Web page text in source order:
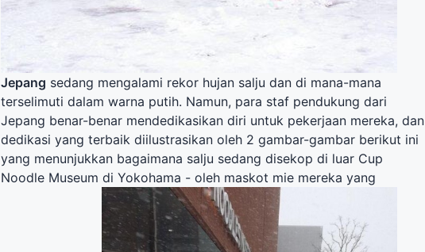
Jepang sedang mengalami rekor hujan salju dan di mana-mana
terselimuti dalam warna putih. Namun, para staf pendukung dari
Jepang benar-benar mendedikasikan diri untuk pekerjaan mereka, dan
dedikasi yang terbaik diilustrasikan oleh 2 gambar-gambar berikut ini
yang menunjukkan bagaimana salju sedang disekop di luar Cup
Noodle Museum di Yokohama - oleh maskot mie mereka yang